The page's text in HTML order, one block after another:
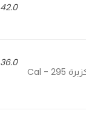
42.0 SAR
36.0 SAR
Cooked potato cubes with lemon, coriander and chili salsa - مكعبات البطاطا الحارة مع الليمون والكزبرة 295 Cal -